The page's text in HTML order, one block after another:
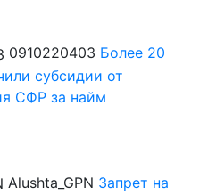
0910220403 Более 20
субсидии от
СФР за найм
Alushta_GPN Запрет на